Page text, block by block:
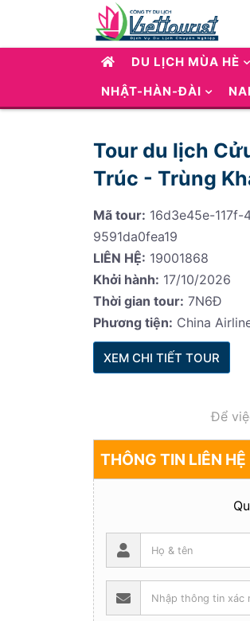
DU LỊCH MÙA HÈ
NHẬT-HÀN-ĐÀI
Tour du lịch
Trúc - Trùng
Mã tour: 16d3e45e-
9591da0fea19
LIÊN HỆ: 19001868
Khởi hành: 17/10/2026
Thời gian tour: 7N6Đ
Phương tiện: China
XEM CHI TIẾT TOUR
Để
THÔNG TIN LIÊN HỆ